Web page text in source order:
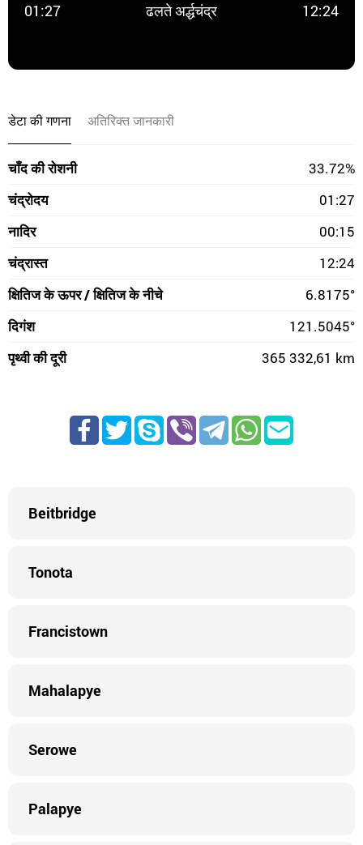
01:27 ढलते अर्द्धचंद्र 12:24
डेटा की गणना अतिरिक्त जानकारी
चाँद की रोशनी
33.72%
चंद्रोदय
01:27
नादिर
00:15
चंद्रास्त
12:24
क्षितिज के ऊपर / क्षितिज के नीचे
6.8175°
दिगंश
121.5045°
पृथ्वी की दूरी
365 332,61 km
Beitbridge
Tonota
Francistown
Mahalapye
Serowe
Palapye